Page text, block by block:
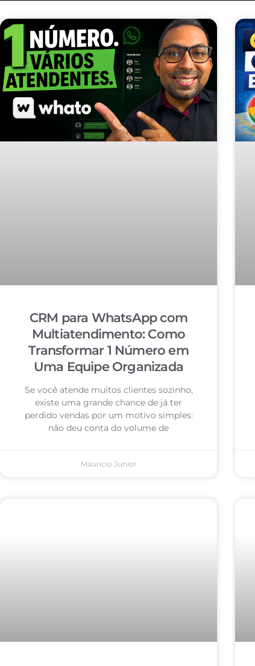
CRM para WhatsApp com
Multiatendimento: Como
Transformar 1 Número em
Uma Equipe Organizada
Se você atende muitos clientes sozinho,
existe uma grande chance de já ter
perdido vendas por um motivo simples:
não deu conta do volume de
Mauricio Junior